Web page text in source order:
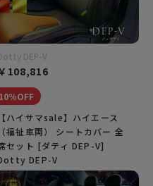
DEP-V
108,816
10％OFF
【ハイサマsale】ハイエース
（福祉車両） シートカバー 全
セット [ダティ DEP-V]
DEP-V